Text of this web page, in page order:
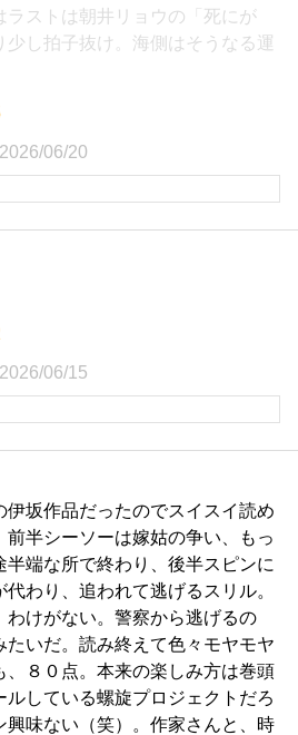
ラストは朝井リョウの「死にが
少し拍子抜け。海側はそうなる運
2026/06/20
2026/06/15
伊坂作品だったのでスイスイ読め
前半シーソーは嫁姑の争い、もっ
半端な所で終わり、後半スピンに
代わり、追われて逃げるスリル。
わけがない。警察から逃げるの
たいだ。読み終えて色々モヤモヤ
、８０点。本来の楽しみ方は巻頭
ルしている螺旋プロジェクトだろ
興味ない（笑）。作家さんと、時